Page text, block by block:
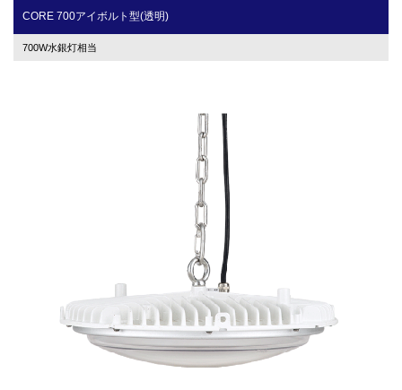
CORE 700アイボルト型(透明)
700W水銀灯相当